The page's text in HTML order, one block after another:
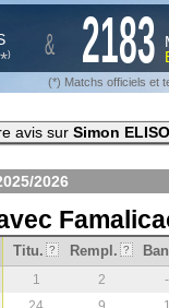
*) & 2183
(*) Matchs officiels et
avis sur Simon
2026
Titu. ? Rempl. ?
1 2
-